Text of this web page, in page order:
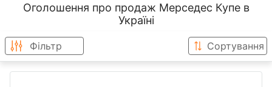
Оголошення про продаж Мерседес Купе в
Україні
Фільтр Сортування